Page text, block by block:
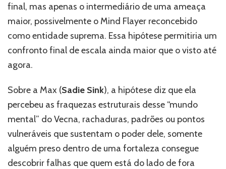
final, mas apenas o intermediário de uma ameaça
maior, possivelmente o Mind Flayer reconcebido
como entidade suprema. Essa hipótese permitiria um
confronto final de escala ainda maior que o visto até
agora.
Sobre a Max (Sadie Sink), a hipótese diz que ela
percebeu as fraquezas estruturais desse “mundo
mental” do Vecna, rachaduras, padrões ou pontos
vulneráveis que sustentam o poder dele, somente
alguém preso dentro de uma fortaleza consegue
descobrir falhas que quem está do lado de fora